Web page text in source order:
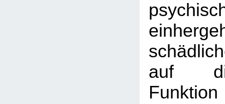
auf